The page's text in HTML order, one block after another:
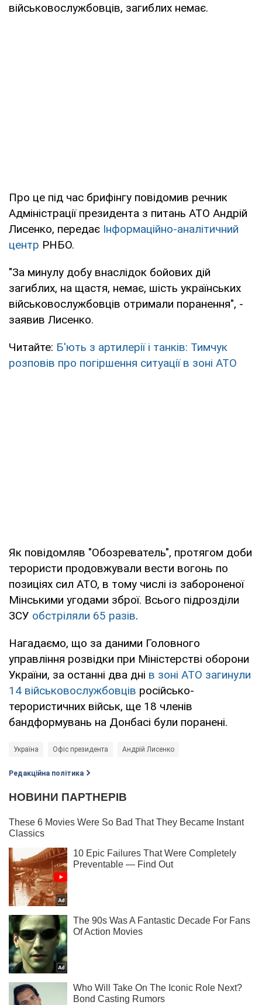
військовослужбовців, загиблих немає.
Про це під час брифінгу повідомив речник
Адміністрації президента з питань АТО Андрій
Лисенко, передає Інформаційно-аналітичний
центр РНБО.
"За минулу добу внаслідок бойових дій
загиблих, на щастя, немає, шість українських
військовослужбовців отримали поранення", -
заявив Лисенко.
Читайте: Б'ють з артилерії і танків: Тимчук
розповів про погіршення ситуації в зоні АТО
Як повідомляв "Обозреватель", протягом доби
терористи продовжували вести вогонь по
позиціях сил АТО, в тому числі із забороненої
Мінськими угодами зброї. Всього підрозділи
ЗСУ обстріляли 65 разів.
Нагадаємо, що за даними Головного
управління розвідки при Міністерстві оборони
України, за останні два дні в зоні АТО загинули
14 військовослужбовців російсько-
терористичних військ, ще 18 членів
бандформувань на Донбасі були поранені.
Україна Офіс президента Андрій Лисенко
Редакційна політика